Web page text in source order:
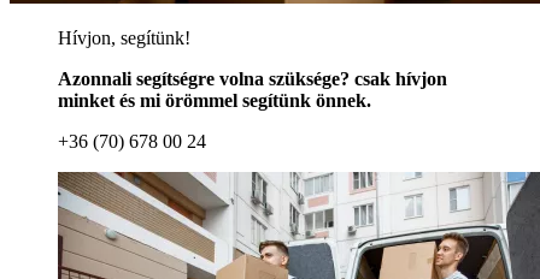
Hívjon, segítünk!
Azonnali segítségre volna szüksége? csak hívjon
minket és mi örömmel segítünk önnek.
+36 (70) 678 00 24